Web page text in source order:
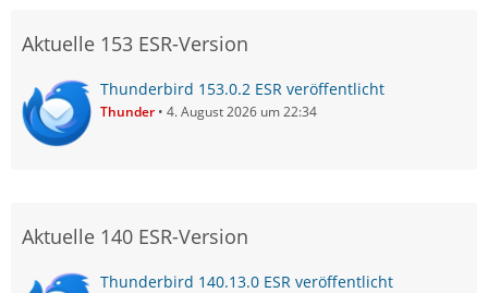
Aktuelle 153 ESR-Version
Thunderbird 153.0.2 ESR veröffentlicht
Thunder 4. August 2026 um 22:34
Aktuelle 140 ESR-Version
Thunderbird 140.13.0 ESR veröffentlicht